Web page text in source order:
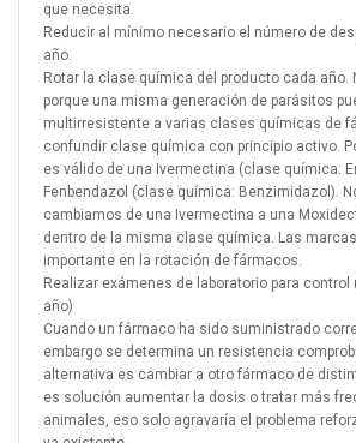
que necesita.
Reducir al mínimo necesario el número de
año.
Rotar la clase química del producto cada año.
porque una misma generación de parásitos
multirresistente a varias clases químicas de
confundir clase química con principio activo.
es válido de una Ivermectina (clase química:
Fenbendazol (clase química: Benzimidazol).
cambiamos de una Ivermectina a una
dentro de la misma clase química. Las
importante en la rotación de fármacos.
Realizar exámenes de laboratorio para control
año)
Cuando un fármaco ha sido suministrado
embargo se determina un resistencia
alternativa es cambiar a otro fármaco de
es solución aumentar la dosis o tratar más
animales, eso solo agravaría el problema